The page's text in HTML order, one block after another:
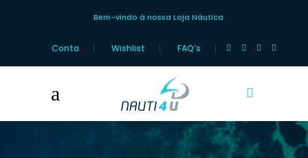
Bem-vindo à nossa Loja Náutica
Conta Wishlist FAQ’s